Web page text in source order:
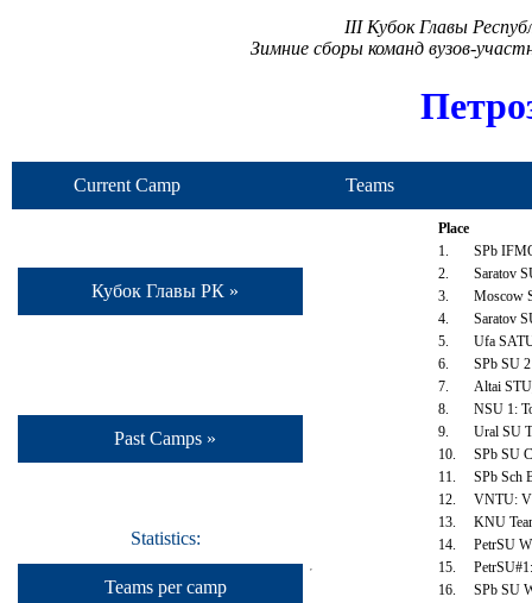
III Кубок Главы
Зимние сборы команд вузов-
Current Camp Teams
Кубок Главы РК »
Past Camps »
Statistics:
Teams per camp
Place
1.
SPb
2.
Saratov
3.
Moscow
4.
Saratov
5.
Ufa
6.
SPb SU
7.
Altai
8.
NSU 1:
9.
Ural SU
10.
SPb SU
11.
SPb Sch
12.
VNTU:
13.
KNU
14.
PetrSU
15.
16.
SPb SU